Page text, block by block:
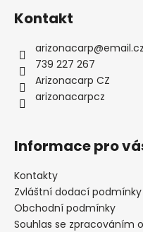
Kontakt
arizonacarp@email.cz
739 227 267
Arizonacarp CZ
arizonacarpcz
Informace pro
Kontakty
Zvláštní dodací podmínky
Obchodní podmínky
Souhlas se zpracováním